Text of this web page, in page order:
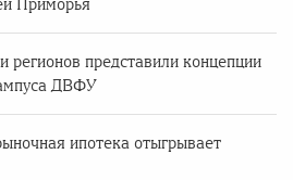
Приморья
регионов представили концепции
ДВФУ
ипотека отыгрывает